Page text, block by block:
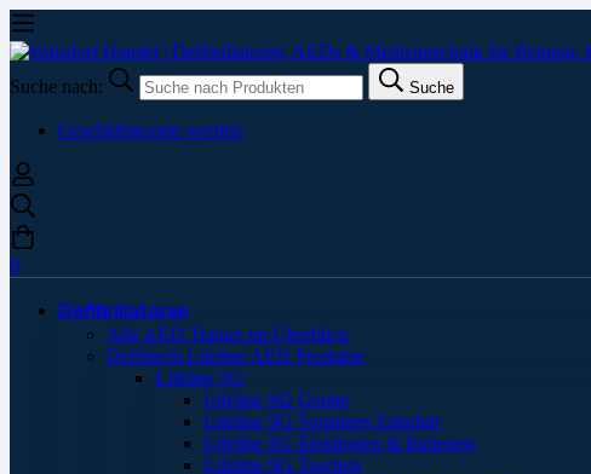
Suche nach: Suche
Geschäftskunde werden
0
Defibrillatoren
Alle AED Trainer im Überblick
Defibtech Lifeline AED Produkte
Lifeline SG
Lifeline SG Geräte
Lifeline SG Sonstiges Zubehör
Lifeline SG Elektroden & Batterien
Lifeline SG Taschen